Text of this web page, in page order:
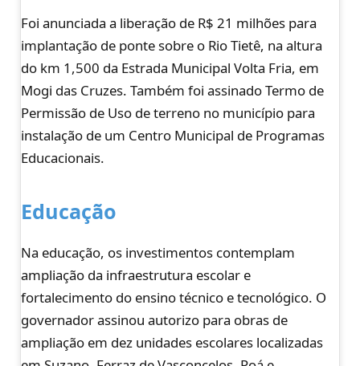
Foi anunciada a liberação de R$ 21 milhões para
implantação de ponte sobre o Rio Tietê, na altura
do km 1,500 da Estrada Municipal Volta Fria, em
Mogi das Cruzes. Também foi assinado Termo de
Permissão de Uso de terreno no município para
instalação de um Centro Municipal de Programas
Educacionais.
Educação
Na educação, os investimentos contemplam
ampliação da infraestrutura escolar e
fortalecimento do ensino técnico e tecnológico. O
governador assinou autorizo para obras de
ampliação em dez unidades escolares localizadas